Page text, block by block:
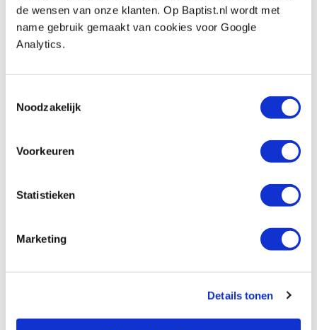
de wensen van onze klanten. Op Baptist.nl wordt met
name gebruik gemaakt van cookies voor Google
Analytics.
Noodzakelijk
Voorkeuren
Statistieken
Marketing
Details tonen
Hm 216-XL-12 groeffrees Ø 16 x 50 mm
Hm 218-12 groeffrees Ø 18 x 32 mm